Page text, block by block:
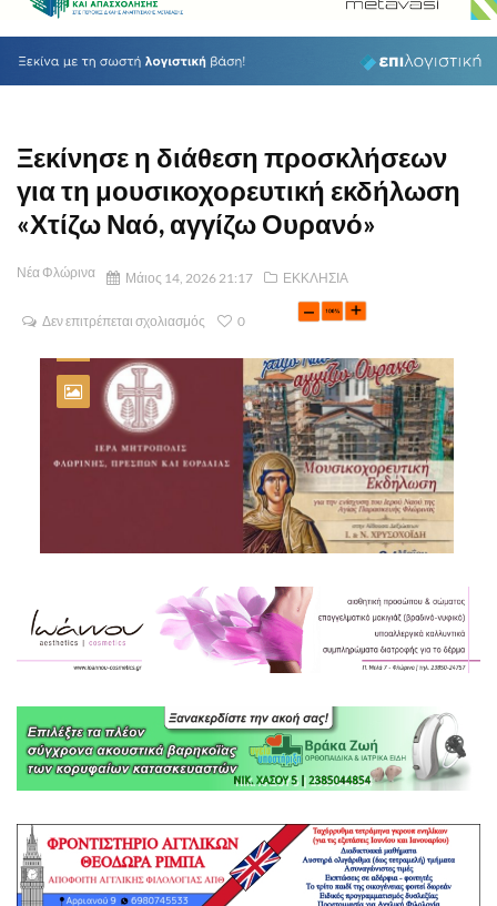
Ξεκίνησε η διάθεση προσκλήσεων
για τη μουσικοχορευτική εκδήλωση
«Χτίζω Ναό, αγγίζω Ουρανό»
Νέα Φλώρινα Μάιος 14, 2026 21:17 ΕΚΚΛΗΣΙΑ
Δεν επιτρέπεται σχολιασμός 0